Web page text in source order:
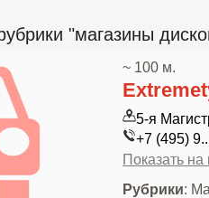
"магазины
~ 100 м.
5-я
+7 (495)
Показать на
Рубрики: